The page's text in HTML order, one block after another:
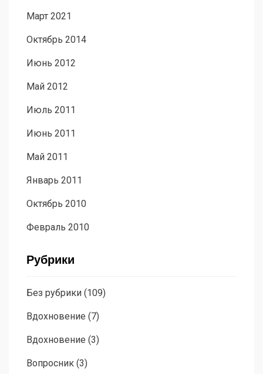
Март 2021
Октябрь 2014
Июнь 2012
Май 2012
Июль 2011
Июнь 2011
Май 2011
Январь 2011
Октябрь 2010
Февраль 2010
Рубрики
Без рубрики (109)
Вдохновение (7)
Вдохновение (3)
Вопросник (3)